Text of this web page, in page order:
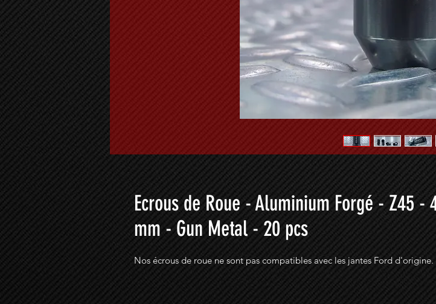
Ecrous de Roue - Aluminium Forgé - Z45 -
mm - Gun Metal - 20 pcs
Nos écrous de roue ne sont pas compatibles avec les jantes Ford d'origine.